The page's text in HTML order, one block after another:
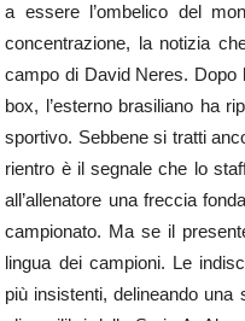
a essere l’ombelico del
concentrazione, la notizia
campo di David Neres. Dopo
box, l’esterno brasiliano ha
sportivo. Sebbene si tratti
rientro è il segnale che lo
all’allenatore una freccia
campionato. Ma se il
lingua dei campioni. Le
più insistenti, delineando